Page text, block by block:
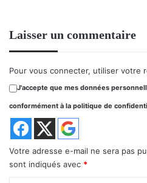
Laisser un commentaire
Pour vous connecter, utiliser votre
J'accepte que mes données
conformément à la politique de
Votre adresse e-mail ne sera pas
sont indiqués avec *